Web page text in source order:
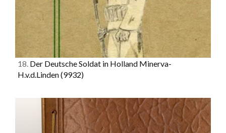
18. Der Deutsche Soldat in Holland Minerva-
H.v.d.Linden(9932)